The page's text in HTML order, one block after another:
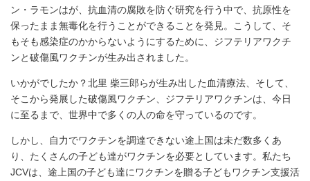
ン・ラモンはが、抗血清の腐敗を防ぐ研究を行う中で、抗原性を
保ったまま無毒化を行うことができることを発見。こうして、そ
もそも感染症のかからないようにするために、ジフテリアワクチ
ンと破傷風ワクチンが生み出されました。
いかがでしたか？北里 柴三郎らが生み出した血清療法、そして、
そこから発展した破傷風ワクチン、ジフテリアワクチンは、今日
に至るまで、世界中で多くの人の命を守っているのです。
しかし、自力でワクチンを調達できない途上国は未だ数多くあ
り、たくさんの子ども達がワクチンを必要としています。私たち
JCVは、途上国の子ども達にワクチンを贈る子どもワクチン支援活